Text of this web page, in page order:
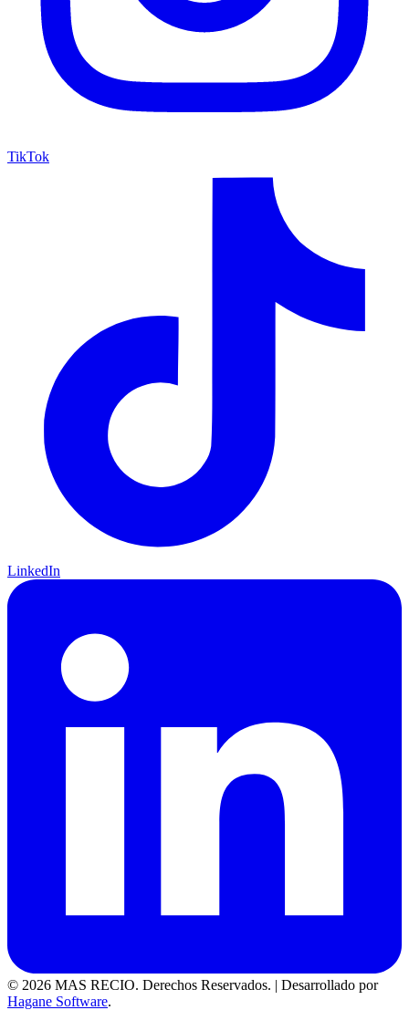
TikTok
LinkedIn
© 2026 MAS RECIO. Derechos Reservados. | Desarrollado por
Hagane Software.